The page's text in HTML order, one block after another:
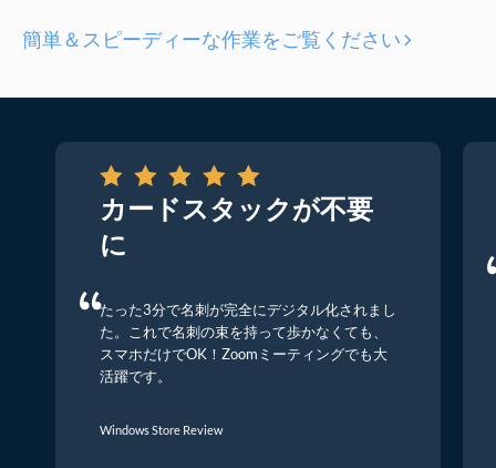
簡単＆スピーディーな作業をご覧ください
カードスタックが不要
に
たった3分で名刺が完全にデジタル化されまし
た。これで名刺の束を持って歩かなくても、
スマホだけでOK！Zoomミーティングでも大
活躍です。
Windows Store Review